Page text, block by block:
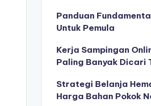
Panduan
Untuk Pemula
Kerja Sampingan
Paling Banyak Dicari
Strategi Belanja
Harga Bahan Pokok